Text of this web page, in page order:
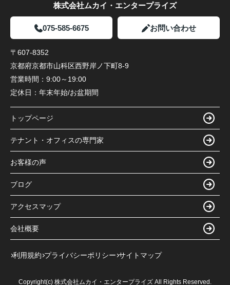
株式会社ムカイ・エンタープライズ
075-585-6675 お問い合わせ
〒607-8352
京都府京都市山科区西野岸ノ下町8-9
営業時間： 9:00～19:00
定休日： 年末年始/お盆期間
トップページ
テナント・オフィスの専門家
お客様の声
ブログ
アクセスマップ
会社概要
利用規約 プライバシーポリシー サイトマップ
Copyright(c) 株式会社ムカイ・エンタープライズ All Rights Reserved.